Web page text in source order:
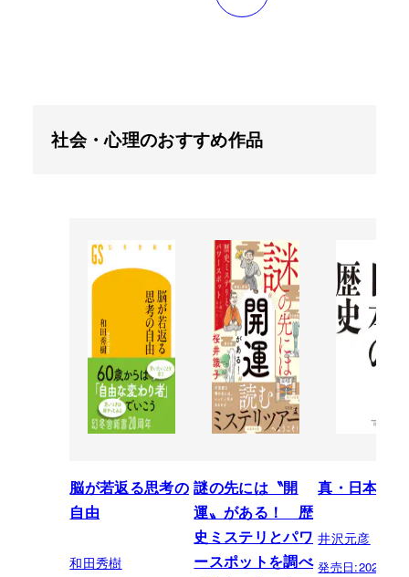
社会・心理のおすすめ作品
脳が若返る思考の
自由
和田秀樹
謎の先には〝開
運〟がある！ 歴
史ミステリとパワ
ースポットを調べ
真・日本の
井沢元彦
発売日: